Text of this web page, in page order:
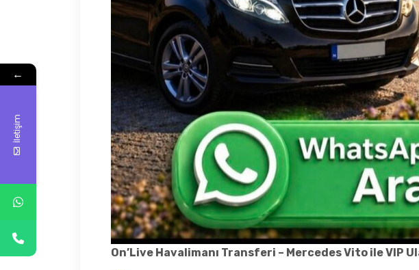
On’Live Havalimanı Transferi – Mercedes Vito ile VIP
←
İletişim